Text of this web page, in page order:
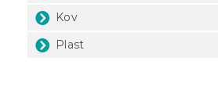
Kov
Plast